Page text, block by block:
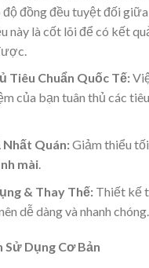
đồng đều tuyệt đối
này là cốt lõi để có kết
Tiêu Chuẩn Quốc Tế:
của bạn tuân thủ các
Nhất Quán:Giảm thiểu
mài.
& Thay Thế:Thiết kế
dễ dàng và nhanh
Sử Dụng Cơ Bản